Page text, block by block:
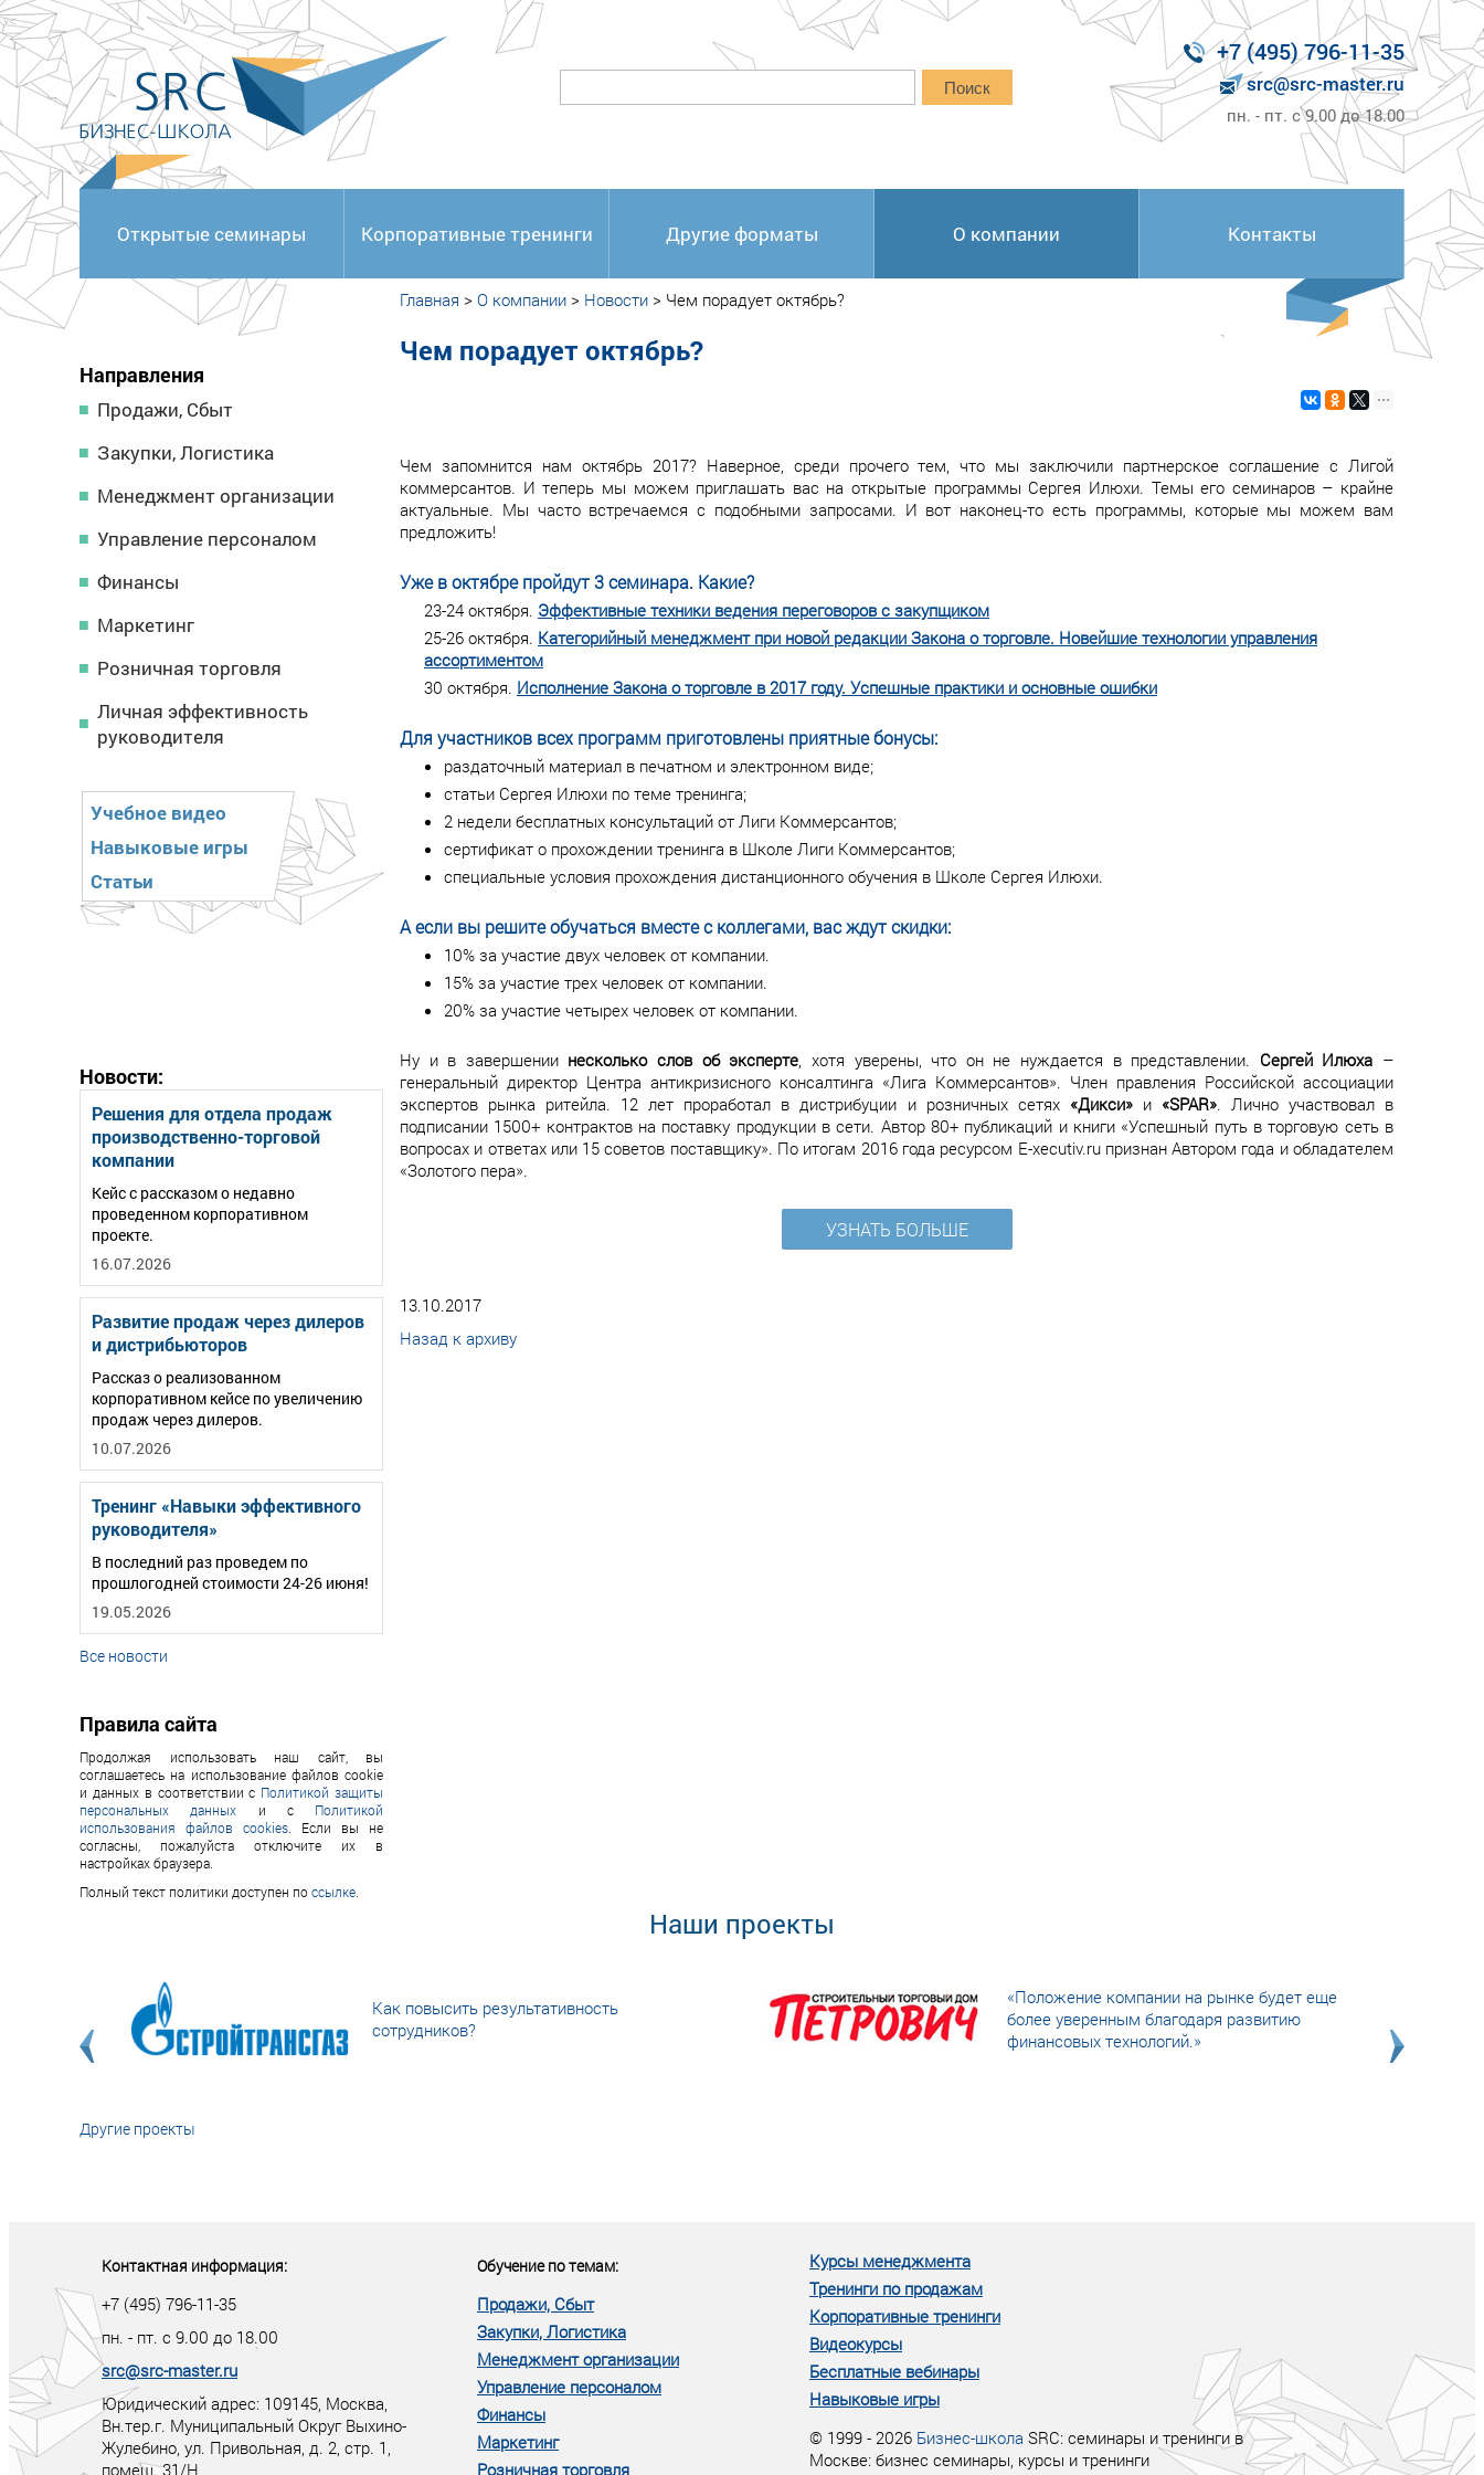
<
Поиск
+7 (495) 796-11-35
src@src-master.ru
пн. - пт. с 9.00 до 18.00
Открытые семинары Корпоративные тренинги Другие форматы О компании Контакты
Направления
Продажи, Сбыт
Закупки, Логистика
Менеджмент организации
Управление персоналом
Финансы
Маркетинг
Розничная торговля
Личная эффективность
руководителя
Учебное видео
Навыковые игры
Статьи
Новости:
Решения для отдела продаж
производственно-торговой
компании
Кейс с рассказом о недавно
проведенном корпоративном
проекте.
16.07.2026
Развитие продаж через дилеров
и дистрибьюторов
Рассказ о реализованном
корпоративном кейсе по увеличению
продаж через дилеров.
10.07.2026
Тренинг «Навыки эффективного
руководителя»
В последний раз проведем по
прошлогодней стоимости 24-26 июня!
19.05.2026
Все новости
Правила сайта
Продолжая использовать наш сайт, вы
соглашаетесь на использование файлов cookie
и данных в соответствии с Политикой защиты
персональных данных и с Политикой
использования файлов cookies . Если вы не
согласны, пожалуйста отключите их в
настройках браузера.
Полный текст политики доступен поссылке
Главная > О компании > Новости > Чем порадует октябрь?
Чем порадует октябрь?
Чем запомнится нам октябрь 2017? Наверное, среди прочего тем, что мы заключили партнерское соглашение с Лигой
коммерсантов. И теперь мы можем приглашать вас на открытые программы Сергея Илюхи. Темы его семинаров – крайне
актуальные. Мы часто встречаемся с подобными запросами. И вот наконец-то есть программы, которые мы можем вам
предложить!
Уже в октябре пройдут 3 семинара. Какие?
23-24 октября. Эффективные техники ведения переговоров с закупщиком
25-26 октября. Категорийный менеджмент при новой редакции Закона о торговле. Новейшие технологии управления
ассортиментом
30 октября. Исполнение Закона о торговле в 2017 году. Успешные практики и основные ошибки
Для участников всех программ приготовлены приятные бонусы:
раздаточный материал в печатном и электронном виде;
статьи Сергея Илюхи по теме тренинга;
2 недели бесплатных консультаций от Лиги Коммерсантов;
сертификат о прохождении тренинга в Школе Лиги Коммерсантов;
специальные условия прохождения дистанционного обучения в Школе Сергея Илюхи.
А если вы решите обучаться вместе с коллегами, вас ждут скидки:
10% за участие двух человек от компании.
15% за участие трех человек от компании.
20% за участие четырех человек от компании.
Ну и в завершении несколько слов об эксперте, хотя уверены, что он не нуждается в представлении. Сергей Илюха –
генеральный директор Центра антикризисного консалтинга «Лига Коммерсантов». Член правления Российской ассоциации
экспертов рынка ритейла. 12 лет проработал в дистрибуции и розничных сетях «Дикси»и «SPAR». Лично участвовал в
подписании 1500+ контрактов на поставку продукции в сети. Автор 80+ публикаций и книги «Успешный путь в торговую сеть в
вопросах и ответах или 15 советов поставщику». По итогам 2016 года ресурсом E-xecutiv.ru признан Автором года и обладателем
«Золотого пера».
УЗНАТЬ БОЛЬШЕ
13.10.2017
Назад к архиву
Наши проекты
Как повысить результативность
сотрудников?
«Положение компании на рынке будет еще
более уверенным благодаря развитию
финансовых технологий.»
Другие проекты
Контактная информация:
+7 (495) 796-11-35
пн. - пт. с 9.00 до 18.00
src@src-master.ru
Юридический адрес: 109145, Москва,
Вн.тер.г. Муниципальный Округ Выхино-
Жулебино, ул. Привольная, д. 2, стр. 1,
помещ. 31/Н
Обучение по темам:
Продажи, Сбыт
Закупки, Логистика
Менеджмент организации
Управление персоналом
Финансы
Маркетинг
Розничная торговля
Курсы менеджмента
Тренинги по продажам
Корпоративные тренинги
Видеокурсы
Бесплатные вебинары
Навыковые игры
© 1999 - 2026 Бизнес-школа SRC: семинары и тренинги в
Москве: бизнес семинары, курсы и тренинги